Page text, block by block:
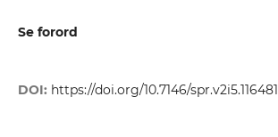
Se forord
DOI: https://doi.org/10.7146/spr.v2i5.116481